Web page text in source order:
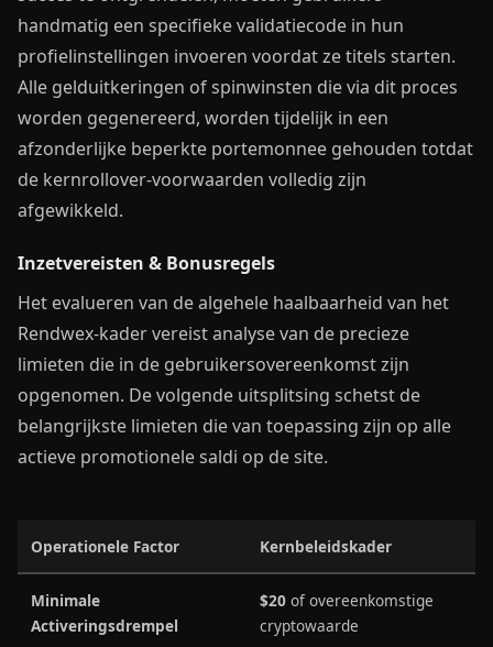
handmatig een specifieke validatiecode in hun
profielinstellingen invoeren voordat ze titels starten.
Alle gelduitkeringen of spinwinsten die via dit proces
worden gegenereerd, worden tijdelijk in een
afzonderlijke beperkte portemonnee gehouden totdat
de kernrollover-voorwaarden volledig zijn
afgewikkeld.
Inzetvereisten & Bonusregels
Het evalueren van de algehele haalbaarheid van het
Rendwex-kader vereist analyse van de precieze
limieten die in de gebruikersovereenkomst zijn
opgenomen. De volgende uitsplitsing schetst de
belangrijkste limieten die van toepassing zijn op alle
actieve promotionele saldi op de site.
Operationele Factor Kernbeleidskader
Minimale
Activeringsdrempel
$20 of overeenkomstige
cryptowaarde